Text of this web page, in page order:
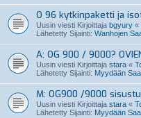
O 96 kytkinpaketti ja
Uusin viesti Kirjoittaja bgyury «
Lähetetty Sijainti: Wanhojen
A: OG 900 / 9000?
Uusin viesti Kirjoittaja stara «
Lähetetty Sijainti: Myydään
M: OG900 /9000
Uusin viesti Kirjoittaja stara «
Lähetetty Sijainti: Myydään